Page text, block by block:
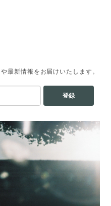
最新情報をお届けいたします。
登録